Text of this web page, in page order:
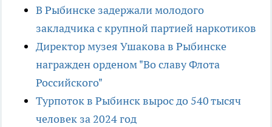
В Рыбинске задержали молодого
закладчика с крупной партией наркотиков
Директор музея Ушакова в Рыбинске
награжден орденом "Во славу Флота
Российского"
Турпоток в Рыбинск вырос до 540 тысяч
человек за 2024 год